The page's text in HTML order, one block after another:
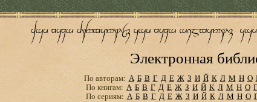
Электронная
По авторам: А Б В Г Д Е Ж З И Й К Л М Н О
По книгам: А Б В Г Д Е Ж З И Й К Л М Н О
По сериям: А Б В Г Д Е Ж З И Й К Л М Н О